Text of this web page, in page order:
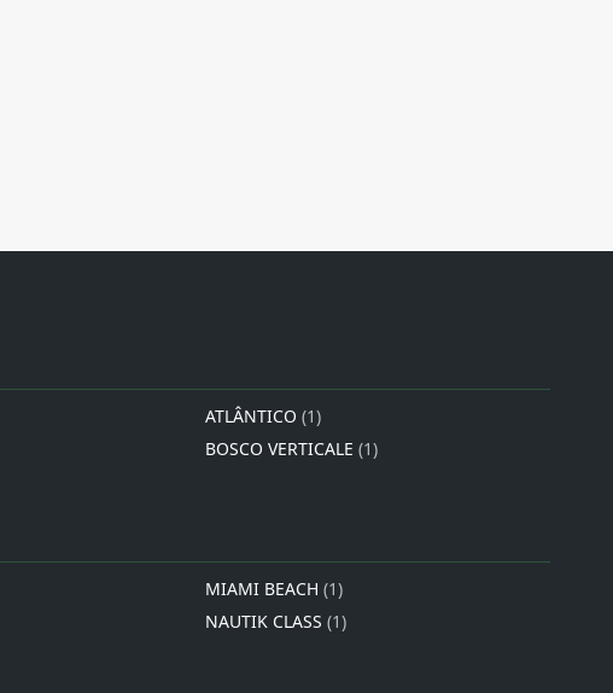
ATLÂNTICO (1)
BOSCO VERTICALE (1)
MIAMI BEACH (1)
NAUTIK CLASS (1)